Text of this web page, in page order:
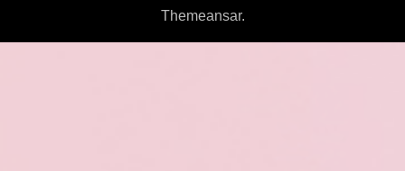
Themeansar.